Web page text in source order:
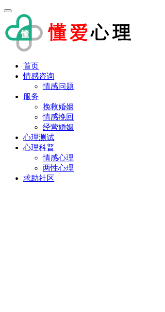
首页
情感咨询
情感问题
服务
挽救婚姻
情感挽回
经营婚姻
心理测试
心理科普
情感心理
两性心理
求助社区